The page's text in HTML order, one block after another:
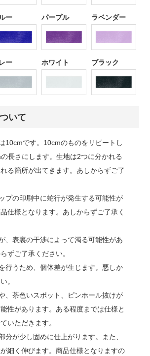
ー パープル ラベンダー
ー ホワイト ブラック
いて
10cmです。10cmのものをリピートし
長さにします。生地は2つに分かれる
る箇所が出てきます。あしからずご了
プの印刷中に蛇行が発生する可能性が
仕様となります。あしからずご了承く
、表裏の干渉によって濁る可能性があ
ずご了承ください。
行うため、個体差が生じます。悪しか
。
、茶色いスポット、ピンホール抜けが
性があります。ある程度までは仕様と
いただきます。
分が少し固めに仕上がります。また、
細く伸びます。商品仕様となりますの